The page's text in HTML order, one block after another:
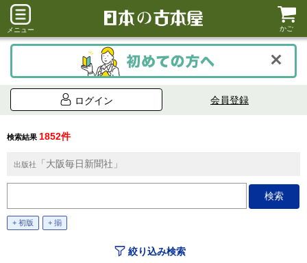
メニュー かご
ログイン 会員登録
検索結果 1852件
出版社 「大阪毎日新聞社」
+ 初版 + 揃
絞り込み検索